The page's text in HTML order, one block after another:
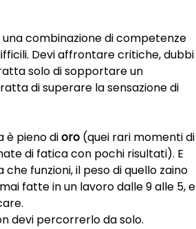
combinazione di competenze
Devi affrontare critiche, dubbi
solo di sopportare un
di superare la sensazione di
è pieno di oro (quei rari momenti di
di fatica con pochi risultati). E
funzioni, il peso di quello zaino
fatte in un lavoro dalle 9 alle 5, e
devi percorrerlo da solo.